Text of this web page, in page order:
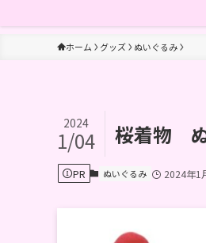
ホーム グッズ ぬいぐるみ
桜着物 ぬ
2024
1/04
PR ぬいぐるみ 2024年1